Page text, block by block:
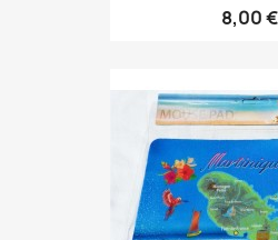
8,00 €